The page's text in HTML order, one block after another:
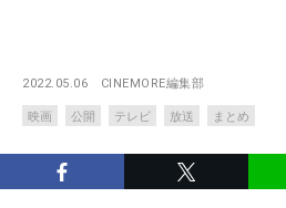
2022.05.06 CINEMORE編集部
映画 公開 テレビ 放送 まとめ